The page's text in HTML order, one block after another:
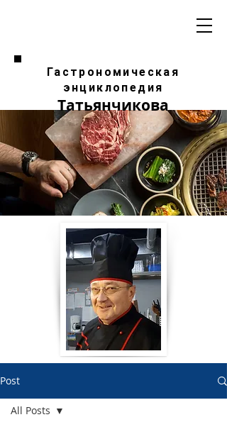
Гастрономическая
энциклопедия
Татьянчикова
Post
All Posts